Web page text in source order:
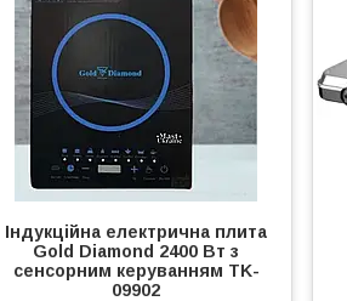
Індукційна електрична плита
Gold Diamond 2400 Вт з
сенсорним керуванням TK-
09902